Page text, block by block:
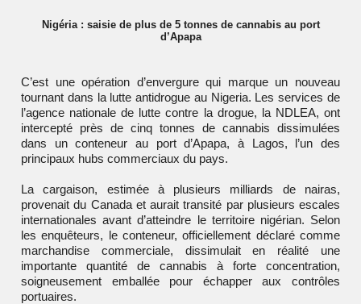
Nigéria : saisie de plus de 5 tonnes de cannabis au port
d’Apapa
C’est une opération d’envergure qui marque un nouveau
tournant dans la lutte antidrogue au Nigeria. Les services de
l’agence nationale de lutte contre la drogue, la NDLEA, ont
intercepté près de cinq tonnes de cannabis dissimulées
dans un conteneur au port d’Apapa, à Lagos, l’un des
principaux hubs commerciaux du pays.
La cargaison, estimée à plusieurs milliards de nairas,
provenait du Canada et aurait transité par plusieurs escales
internationales avant d’atteindre le territoire nigérian. Selon
les enquêteurs, le conteneur, officiellement déclaré comme
marchandise commerciale, dissimulait en réalité une
importante quantité de cannabis à forte concentration,
soigneusement emballée pour échapper aux contrôles
portuaires.